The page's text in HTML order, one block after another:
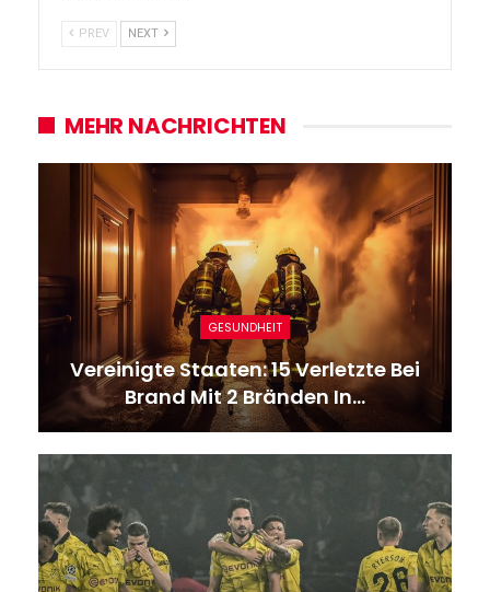
PREV NEXT
MEHR NACHRICHTEN
GESUNDHEIT
Vereinigte Staaten: 15 Verletzte Bei
Brand Mit 2 Bränden In…